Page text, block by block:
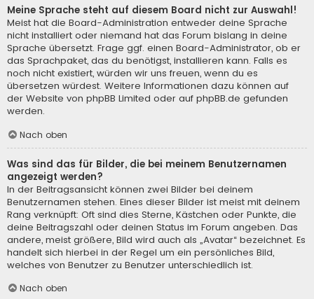
Meine Sprache steht auf diesem Board nicht zur Auswahl!
Meist hat die Board-Administration entweder deine Sprache
nicht installiert oder niemand hat das Forum bislang in deine
Sprache übersetzt. Frage ggf. einen Board-Administrator, ob er
das Sprachpaket, das du benötigst, installieren kann. Falls es
noch nicht existiert, würden wir uns freuen, wenn du es
übersetzen würdest. Weitere Informationen dazu können auf
der Website von phpBB Limited oder auf phpBB.de gefunden
werden.
Nach oben
Was sind das für Bilder, die bei meinem Benutzernamen
angezeigt werden?
In der Beitragsansicht können zwei Bilder bei deinem
Benutzernamen stehen. Eines dieser Bilder ist meist mit deinem
Rang verknüpft: Oft sind dies Sterne, Kästchen oder Punkte, die
deine Beitragszahl oder deinen Status im Forum angeben. Das
andere, meist größere, Bild wird auch als „Avatar“ bezeichnet. Es
handelt sich hierbei in der Regel um ein persönliches Bild,
welches von Benutzer zu Benutzer unterschiedlich ist.
Nach oben